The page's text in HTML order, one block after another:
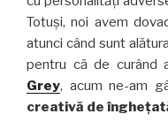
Latte
Fog)”
Totuși, noi avem
atunci când sunt
pentru că de curând
Grey, acum ne-am
creativă de